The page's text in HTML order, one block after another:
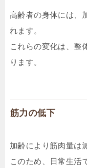
高齢者の身体には、
れます。
これらの変化は、整
ります。
筋力の低下
加齢により筋肉量は
このため、日常生活